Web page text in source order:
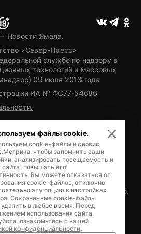
Новости Ямала.
«Север-Пресс»
службе по надзору в
технологий и массовых
09 июля 2013 года
ИА № ФС77-54686
Поздеев
внутренней политики Ямало-
округа
мкр. Богдана Кнунянца, д.1, каб.
файлы cookie.
cookie-файлы и сервис
чтобы запомнить ваши
анализировать посещаемость и
сайта, повышать его
Вы можете отказаться от
cookie-файлов, отключив
эту опцию в настройках
Сохраненные cookie-файлы
в любое время. Перед
использования сайта,
ознакомьтесь с нашей
конфиденциальности.